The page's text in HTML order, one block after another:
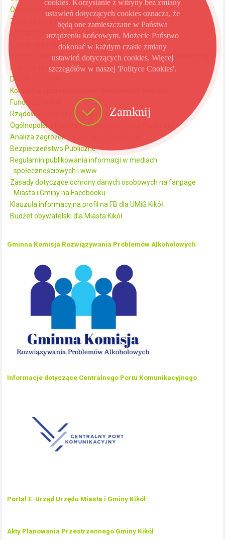
Ochotnicze Straże Pożarne
Zadania dofinansowane ze środków PFC FDS
Wynajem świetlic w Gminie Kikół
Koordynator ds. dostępności dane kontaktowe
Raport o stanie zapewniania dostępności podmiotu publicznego
Rekrutacja do Szkoły Inicjatyw Strażniczych
DOOR-to-DOOR
Kontakt w sprawie rozliczeń finansowych wod-kan
Fundusze unijne
Rządowy Fundusz Rozwoju Dróg
Ogólnopolska Kampania Dzieciństwo bez Przemocy
Analiza zagrożeń na obszarach wodnych
Bezpieczeństwo Publiczne
Regulamin publikowania informacji w mediach
społecznościowych i www
Zasady dotyczące ochrony danych osobowych na fanpage
Miasta i Gminy na Facebooku
Klauzula informacyjna profil na FB dla UMiG Kikół
Budżet obywatelski dla Miasta Kikół
Gminna Komisja Rozwiązywania Problemów Alkoholowych
Informacje dotyczące Centralnego Portu Komunikacyjnego
Portal E-Urząd Urzędu Miasta i Gminy Kikół
Akty Planowania Przestrzennego Gminy Kikół
Zamknij
cookies. Korzystanie z witryny bez zmiany
ustawień dotyczących cookies oznacza, że
będą one zamieszczane w Państwa
urządzeniu końcowym. Możecie Państwo
dokonać w każdym czasie zmiany
ustawień dotyczących cookies. Więcej
szczegółów w naszej 'Polityce Cookies'.